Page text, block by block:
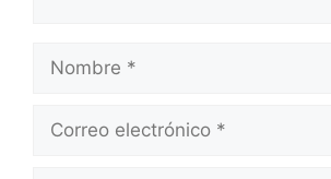
electrónico